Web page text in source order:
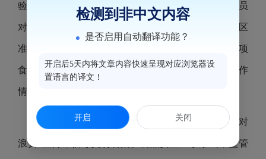
验科普食品安全知识。在“你点我检”活动中，抽检人员
对群众提供的青菜、苹果等食品进行取样。科普宣传区
准备了品种丰富的宣传册和科普展板，向群众介绍各项
食安知识，进一步增强他们对鼓楼区食品安全监管工作
情况的认知。
活动响应国家号召全面启动鼓楼区“厉行节约 反对
浪费”宣传，倡导文明餐桌。食品安全重于泰山，监管
检测到非中文内容
是否启用自动翻译功能？
开启后5天内将文章内容快速呈现对应浏览器设
置语言的译文！
开启 关闭